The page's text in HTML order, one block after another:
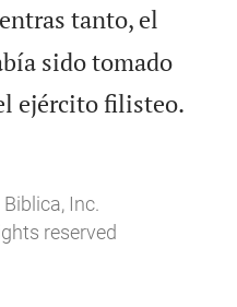
tanto, el
sido tomado
ejército filisteo.
Inc.
reserved